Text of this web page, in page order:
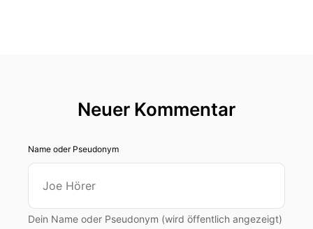
Neuer Kommentar
Name oder Pseudonym
Dein Name oder Pseudonym (wird öffentlich angezeigt)